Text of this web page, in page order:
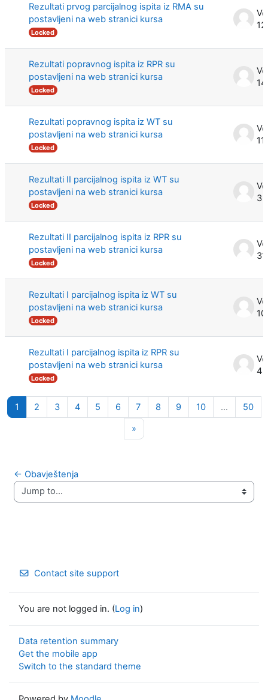
Rezultati prvog parcijalnog ispita iz RMA su
postavljeni na web stranici kursa
Locked
Rezultati popravnog ispita iz RPR su
postavljeni na web stranici kursa
Locked
Rezultati popravnog ispita iz WT su
postavljeni na web stranici kursa
Locked
Rezultati II parcijalnog ispita iz WT su
postavljeni na web stranici kursa
Locked
3
Rezultati II parcijalnog ispita iz RPR su
postavljeni na web stranici kursa
Locked
Rezultati I parcijalnog ispita iz WT su
postavljeni na web stranici kursa
Locked
Rezultati I parcijalnog ispita iz RPR su
postavljeni na web stranici kursa
Locked
4
1 Page 1
2Page 2
3Page 3
4Page 4
5Page 5
6Page 6
7Page 7
8Page 8
9Page 9
10Page 10
… 50
»Next page
← Obavještenja
Jump to...
Contact site support
You are not logged in. (Log in)
Data retention summary
Get the mobile app
Switch to the standard theme